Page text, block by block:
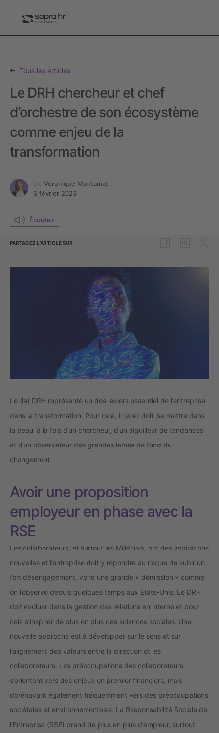
Tous les articles
Le DRH chercheur et chef
d’orchestre de son écosystème
comme enjeu de la
transformation
Véronique Montamat
6 février 2023
Écoutez
PARTAGEZ L’ARTICLE SUR
Le (la) DRH représente un des leviers essentiel de l’entreprise
dans la transformation. Pour cela, il (elle) doit ‘se mettre dans
la peau’ à la fois d’un chercheur, d’un aiguilleur de tendances
et d’un observateur des grandes lames de fond du
changement.
Avoir une proposition
employeur en phase avec la
RSE
Les collaborateurs, et surtout les Millénials, ont des aspirations
nouvelles et l’entreprise doit y répondre au risque de subir un
fort désengagement, voire une grande « démission » comme
on l’observe depuis quelques temps aux Etats-Unis. Le DRH
doit évoluer dans la gestion des relations en interne et pour
cela s’inspirer de plus en plus des sciences sociales. Une
nouvelle approche est à développer sur le sens et sur
l’alignement des valeurs entre la direction et les
collaborateurs. Les préoccupations des collaborateurs
s’orientent vers des enjeux en premier financiers, mais
dorénavant également fréquemment vers des préoccupations
sociétales et environnementales. La Responsabilité Sociale de
l’Entreprise (RSE) prend de plus en plus d’ampleur, surtout